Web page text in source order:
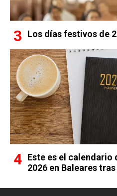
Los días festivos de
Este es el calendario
2026 en Baleares